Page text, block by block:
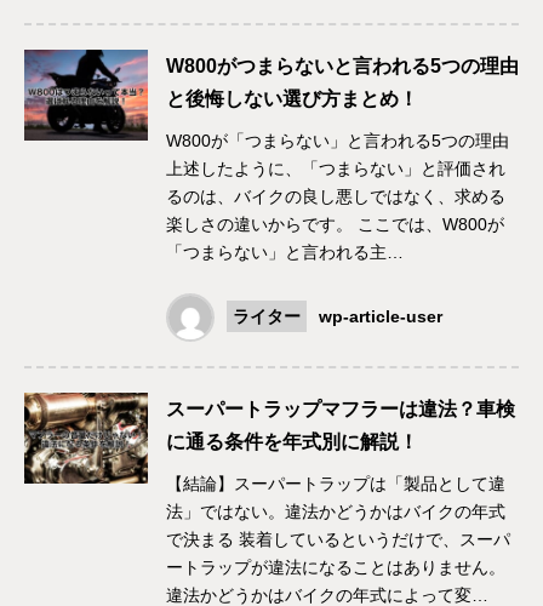
W800がつまらないと言われる5つの理由
と後悔しない選び方まとめ！
W800が「つまらない」と言われる5つの理由
上述したように、「つまらない」と評価され
るのは、バイクの良し悪しではなく、求める
楽しさの違いからです。 ここでは、W800が
「つまらない」と言われる主…
ライター wp-article-user
スーパートラップマフラーは違法？車検
に通る条件を年式別に解説！
【結論】スーパートラップは「製品として違
法」ではない。違法かどうかはバイクの年式
で決まる 装着しているというだけで、スーパ
ートラップが違法になることはありません。
違法かどうかはバイクの年式によって変…